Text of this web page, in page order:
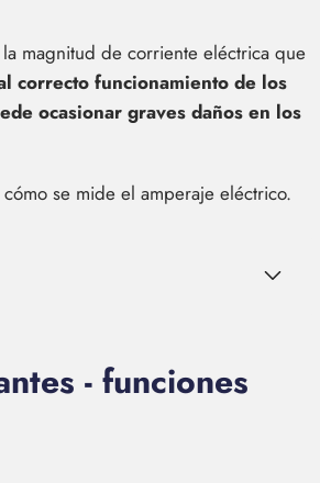
magnitud de corriente eléctrica que
correcto funcionamiento de los
ocasionar graves daños en los
se mide el amperaje eléctrico.
- funciones